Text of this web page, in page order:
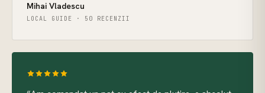
Mihai Vladescu
LOCAL GUIDE · 50 RECENZII